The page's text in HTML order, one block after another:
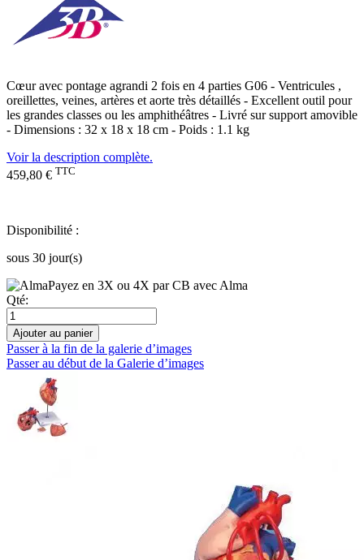
Cœur avec pontage agrandi 2 fois en 4 parties G06 - Ventricules ,
oreillettes, veines, artères et aorte très détaillés - Excellent outil pour
les grandes classes ou les amphithéâtres - Livré sur support amovible
- Dimensions : 32 x 18 x 18 cm - Poids : 1.1 kg
Voir la description complète.
459,80 € TTC
Disponibilité :
sous 30 jour(s)
Payez en 3X ou 4X par CB avec Alma
Qté:
Ajouter au panier
Passer à la fin de la galerie d’images
Passer au début de la Galerie d’images